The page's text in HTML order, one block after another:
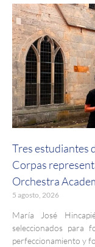
Tres estudiantes
Corpas
Orchestra
5 agosto, 2026
María José
seleccionados
perfeccionamiento y